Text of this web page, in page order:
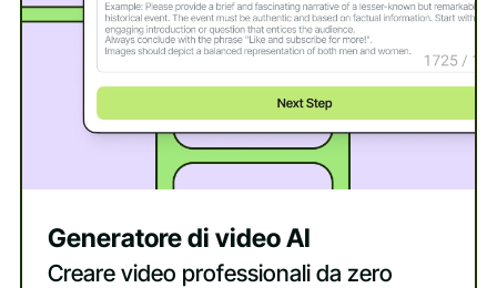
Generatore di video AI
Creare video professionali da zero